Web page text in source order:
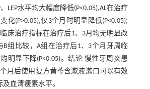
、LEP水平均大幅度降低(P<0.05),AL在治疗
化(P>0.05),仅3个月时明显降低(P<0.05);
床治疗指标在治疗后1、3月均无明显改
B组比较，A组在治疗后1、3个月牙周临
明显下降(P<0.05)。结论 慢性牙周炎患
月后使用复方黄芩含漱液漱口可以有效
血清瘦素水平。